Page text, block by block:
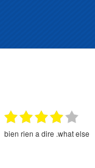
Commande et délais parfait